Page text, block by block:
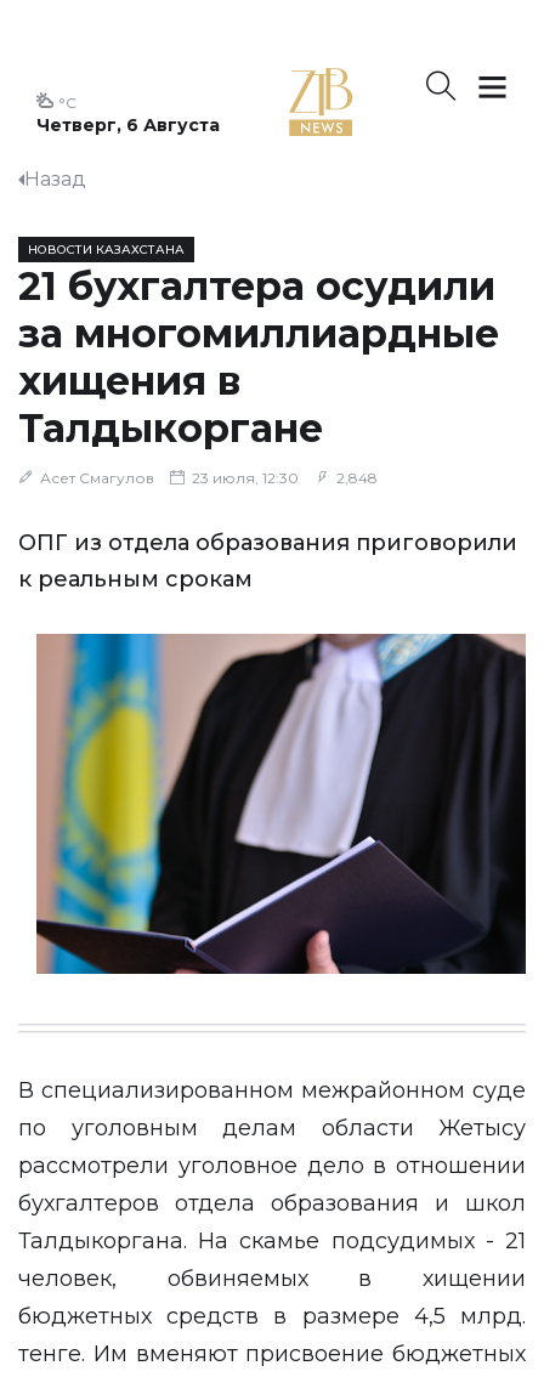
Четверг, 6 Августа
°C
Назад
НОВОСТИ КАЗАХСТАНА
21 бухгалтера осудили
за многомиллиардные
хищения в
Талдыкоргане
Асет Смагулов 23 июля, 12:30 2,848
ОПГ из отдела образования приговорили
к реальным срокам
В специализированном межрайонном суде
по уголовным делам области Жетысу
рассмотрели уголовное дело в отношении
бухгалтеров отдела образования и школ
Талдыкоргана. На скамье подсудимых - 21
человек, обвиняемых в хищении
бюджетных средств в размере 4,5 млрд.
тенге. Им вменяют присвоение бюджетных